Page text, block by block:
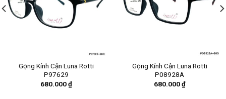
Gọng Kính Cận Luna Rotti
P97629
680.000₫
Gọng Kính Cận Luna Rotti
P08928A
680.000₫